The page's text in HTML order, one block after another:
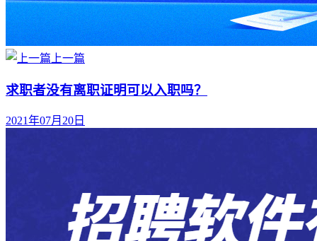
上一篇
求职者没有离职证明可以入职吗？
2021年07月20日